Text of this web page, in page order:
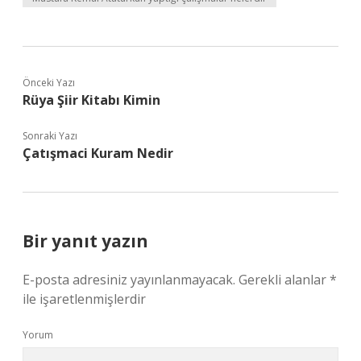
Önceki Yazı
Rüya Şiir Kitabı Kimin
Sonraki Yazı
Çatışmaci Kuram Nedir
Bir yanıt yazın
E-posta adresiniz yayınlanmayacak. Gerekli alanlar*
ile işaretlenmişlerdir
Yorum